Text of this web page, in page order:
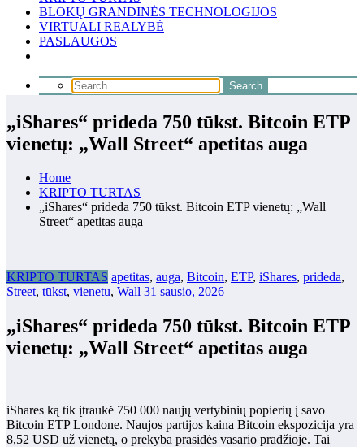
BLOKŲ GRANDINĖS TECHNOLOGIJOS
VIRTUALI REALYBĖ
PASLAUGOS
„iShares“ prideda 750 tūkst. Bitcoin ETP
vienetų: „Wall Street“ apetitas auga
Home
KRIPTO TURTAS
„iShares“ prideda 750 tūkst. Bitcoin ETP vienetų: „Wall
Street“ apetitas auga
KRIPTO TURTAS apetitas, auga, Bitcoin, ETP, iShares, prideda,
Street, tūkst, vienetu, Wall 31 sausio, 2026
„iShares“ prideda 750 tūkst. Bitcoin ETP
vienetų: „Wall Street“ apetitas auga
iShares ką tik įtraukė 750 000 naujų vertybinių popierių į savo
Bitcoin ETP Londone. Naujos partijos kaina Bitcoin ekspozicija yra
8,52 USD už vienetą, o prekyba prasidės vasario pradžioje. Tai